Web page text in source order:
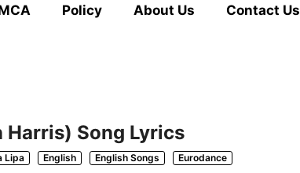
Policy About Us Contact Us
Harris) Song Lyrics
Lipa English English Songs
Eurodance